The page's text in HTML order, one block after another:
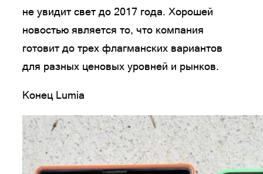
не увидит свет до 2017 года. Хорошей
новостью является то, что компания
готовит до трех флагманских вариантов
для разных ценовых уровней и рынков.
Конец Lumia